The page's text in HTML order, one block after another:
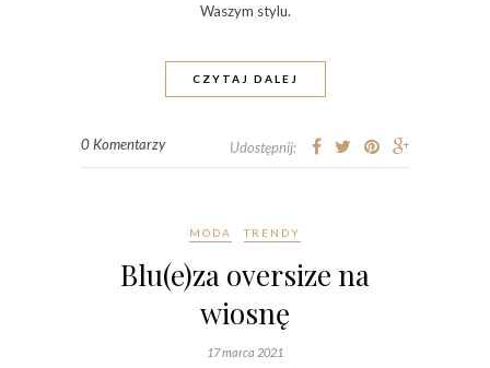
Waszym stylu.
CZYTAJ DALEJ
0 Komentarzy Udostępnij:
MODA TRENDY
Blu(e)za oversize na
wiosnę
17 marca 2021